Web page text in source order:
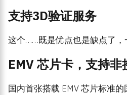
支持3D验证服务
这个……既是优点也是缺点了，
EMV 芯片卡，支持非
国内首张搭载 EMV 芯片标准